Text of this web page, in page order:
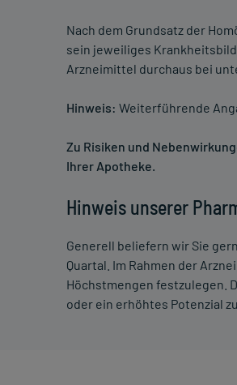
Nach dem Grundsatz der
sein jeweiliges
Arzneimittel durchaus bei
Hinweis: Weiterführende
Zu Risiken und
Ihrer Apotheke.
Hinweis unserer
Generell beliefern wir Sie
Quartal. Im Rahmen der
Höchstmengen festzulegen.
oder ein erhöhtes Potenzial